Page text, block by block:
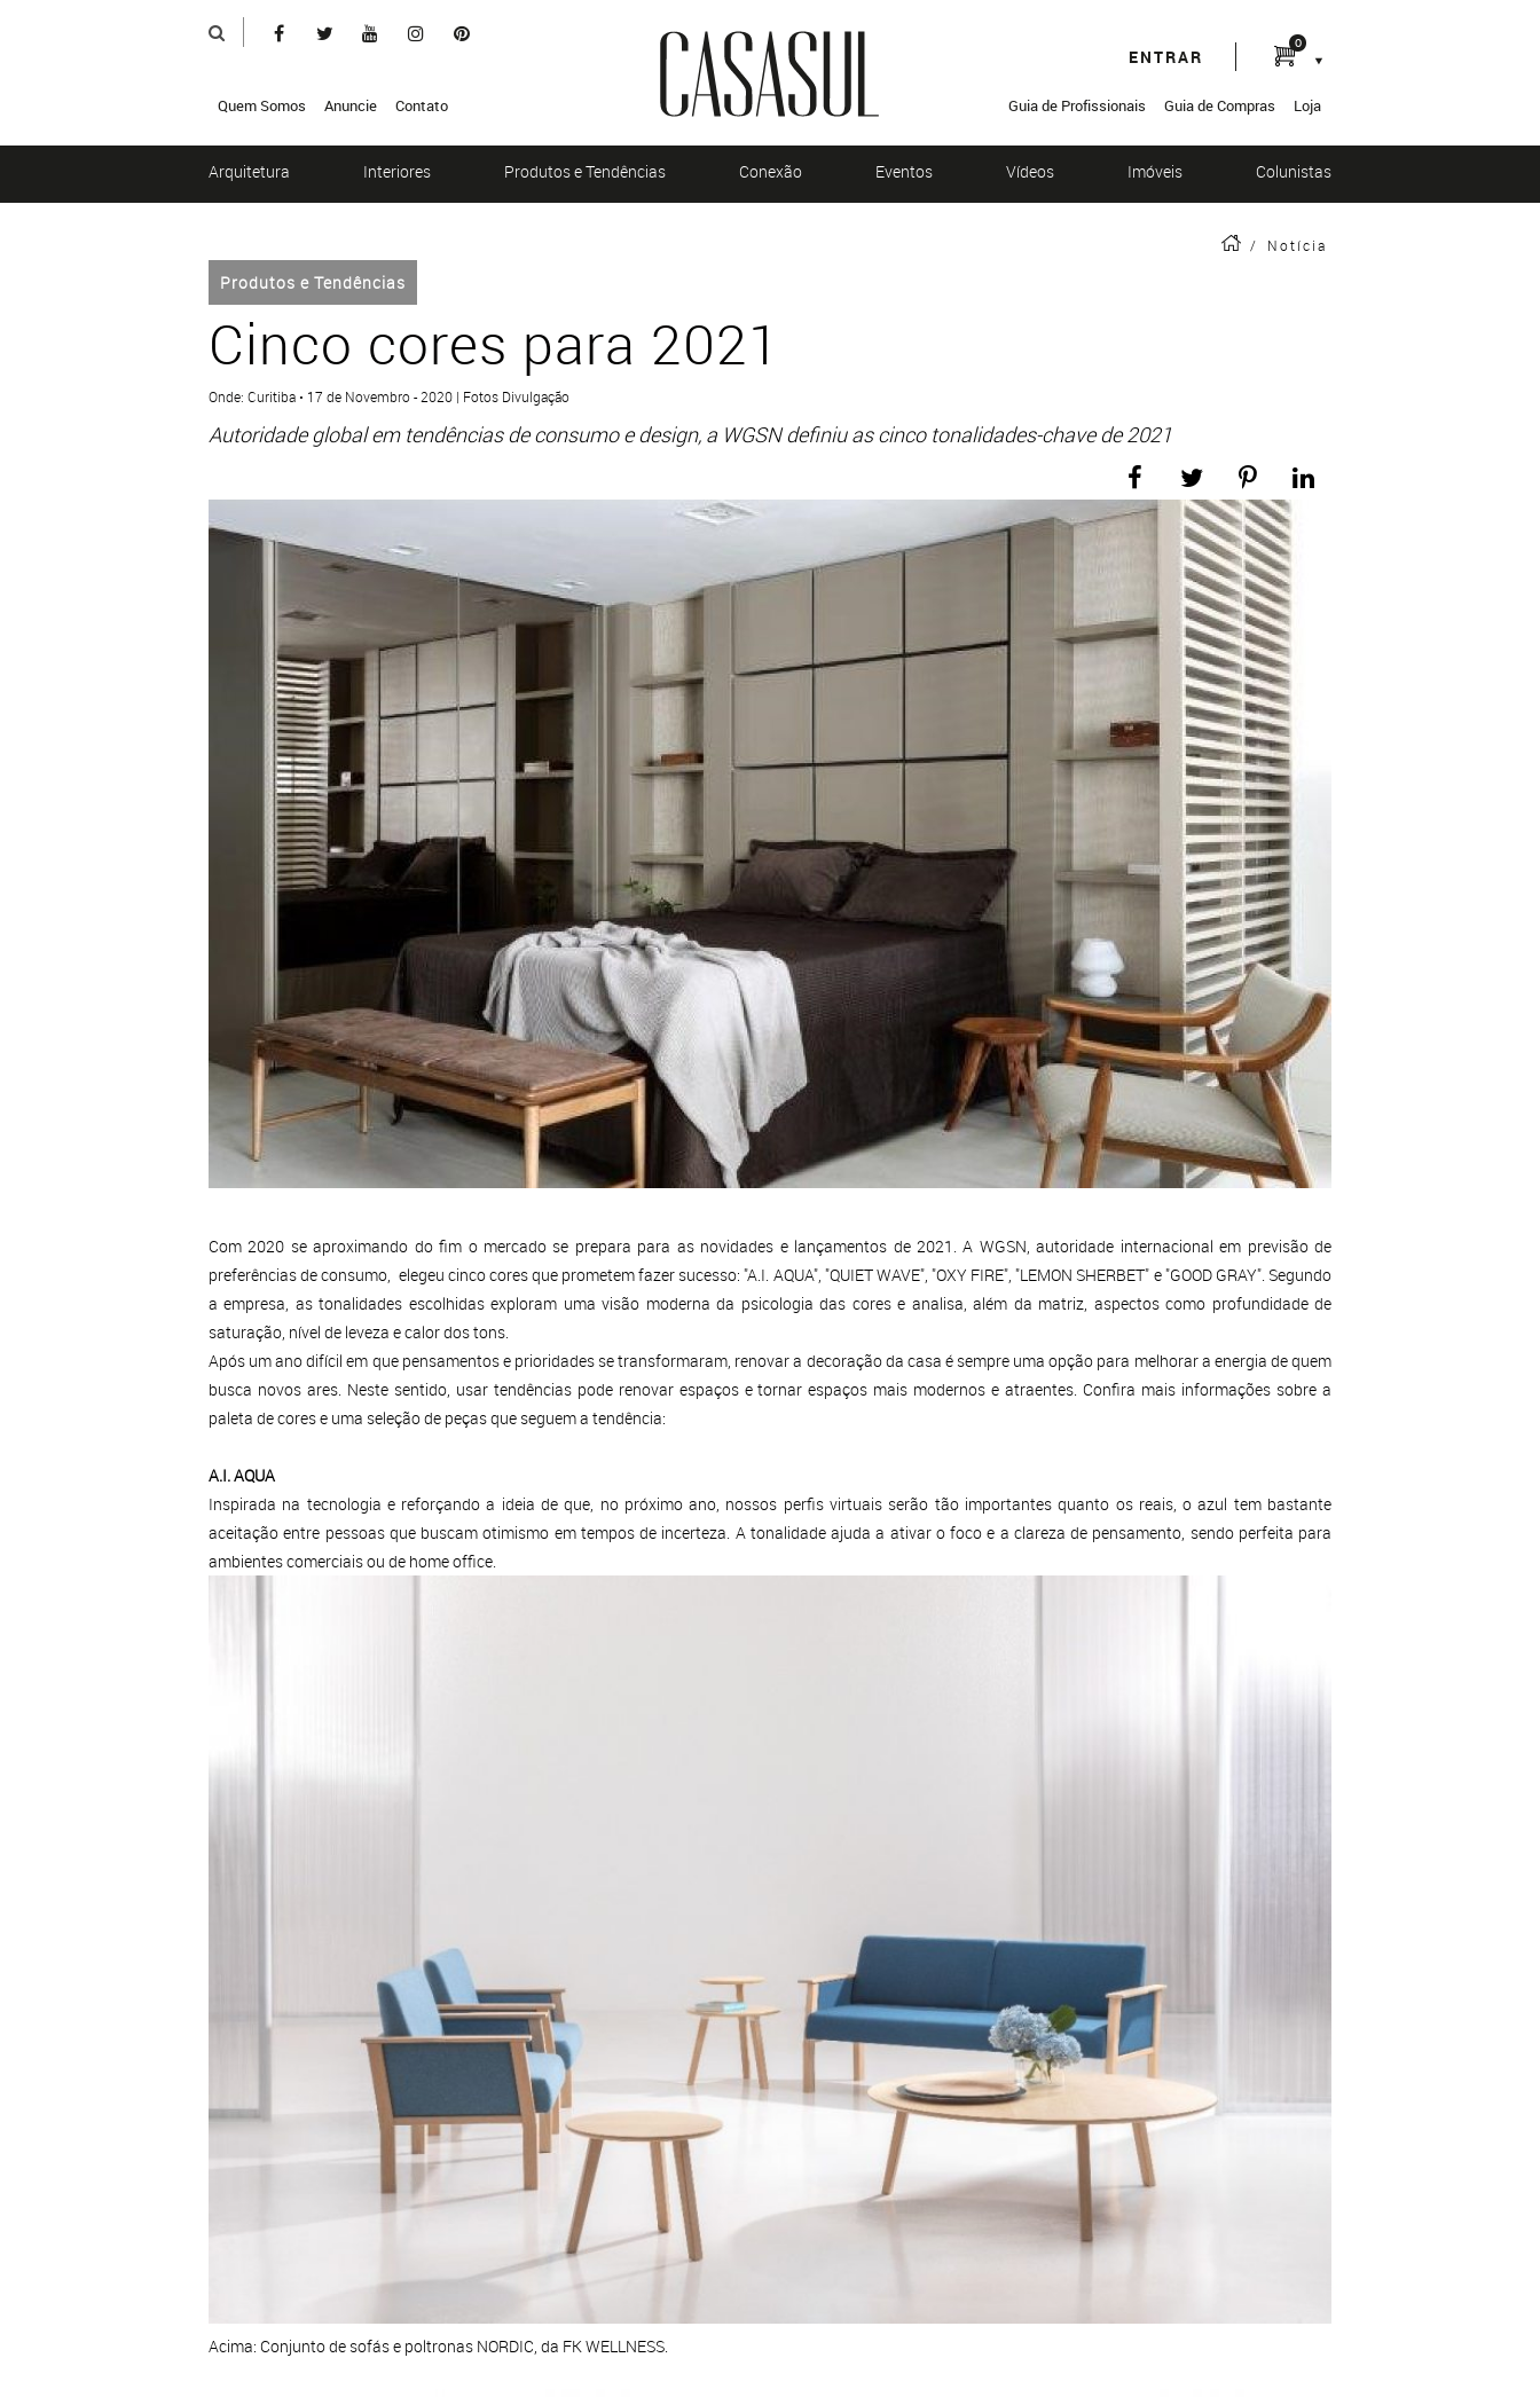
0
ENTRAR
Quem Somos Anuncie Contato Guia de Profissionais Guia de Compras Loja
Arquitetura Interiores Produtos e Tendências Conexão Eventos Vídeos Imóveis Colunistas
/ Notícia
Produtos e Tendências
Cinco cores para 2021
Onde: Curitiba • 17 de Novembro - 2020 | Fotos Divulgação
Autoridade global em tendências de consumo e design, a WGSN definiu as cinco tonalidades-chave de 2021
Com 2020 se aproximando do fim o mercado se prepara para as novidades e lançamentos de 2021. A WGSN, autoridade internacional em previsão de
preferências de consumo, elegeu cinco cores que prometem fazer sucesso: "A.I. AQUA", "QUIET WAVE", "OXY FIRE", "LEMON SHERBET" e "GOOD GRAY". Segundo
a empresa, as tonalidades escolhidas exploram uma visão moderna da psicologia das cores e analisa, além da matriz, aspectos como profundidade de
saturação, nível de leveza e calor dos tons.
Após um ano difícil em que pensamentos e prioridades se transformaram, renovar a decoração da casa é sempre uma opção para melhorar a energia de quem
busca novos ares. Neste sentido, usar tendências pode renovar espaços e tornar espaços mais modernos e atraentes. Confira mais informações sobre a
paleta de cores e uma seleção de peças que seguem a tendência:
A.I. AQUA
Inspirada na tecnologia e reforçando a ideia de que, no próximo ano, nossos perfis virtuais serão tão importantes quanto os reais, o azul tem bastante
aceitação entre pessoas que buscam otimismo em tempos de incerteza. A tonalidade ajuda a ativar o foco e a clareza de pensamento, sendo perfeita para
ambientes comerciais ou de home office.
Acima: Conjunto de sofás e poltronas NORDIC, da FK WELLNESS.